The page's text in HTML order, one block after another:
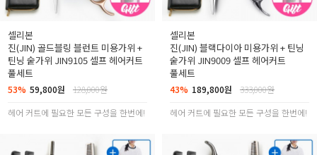
셀리본
진(JIN) 골드블링 블런트 미용가위 +
틴닝 숱가위 JIN9105 셀프 헤어커트
풀세트
53% 59,800원
128,000원
헤어 커트에 필요한 모든 구성을 한번에!
셀리본
진(JIN) 블랙다이아 미용가위 + 틴닝
숱가위 JIN9009 셀프 헤어커트
풀세트
43% 189,800원
333,000원
헤어 커트에 필요한 모든 구성을 한번에!